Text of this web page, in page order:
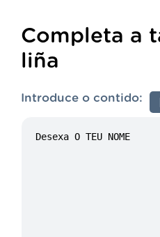
Completa a
liña
Introduce o contido: